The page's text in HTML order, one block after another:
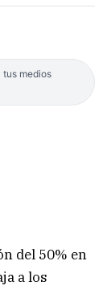
tus medios
del 50% en
a los